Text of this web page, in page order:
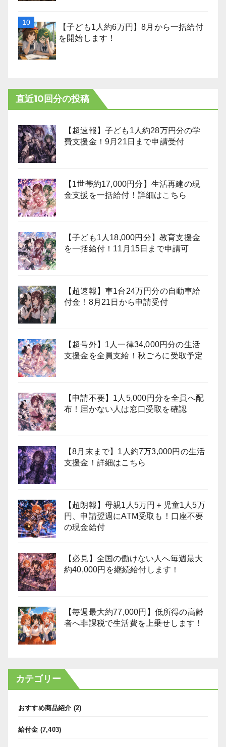
【子ども1人約6万円】8月から一括給付
を開始します！
直近10回分の投稿
【超速報】子ども1人約28万円分の学
費支援金！9月21日まで申請受付
【1世帯約17,000円分】生活再建の現
金支援を一括給付！詳細はこちら
【子ども1人18,000円分】教育支援金
を一括給付！11月15日まで申請可
【超速報】車1台24万円分の自動車給
付金！8月21日から申請受付
【超号外】1人一律34,000円分の生活
支援金を全員支給！秋ごろに受取予定
【申請不要】1人5,000円分を全員へ配
布！届かない人は窓口受取を確認
【8月末まで】1人約7万3,000円の生活
支援金！詳細はこちら
【超朗報】母親1人5万円＋児童1人5万
円、申請翌週にATM受取も！口座不要
の現金給付
【必見】全国の働けない人へ毎週最大
約40,000円を継続給付します！
【毎週最大約77,000円】低所得の高齢
者へ非課税で生活費を上乗せします！
カテゴリー
おすすめ商品紹介 (2)
給付金 (7,403)